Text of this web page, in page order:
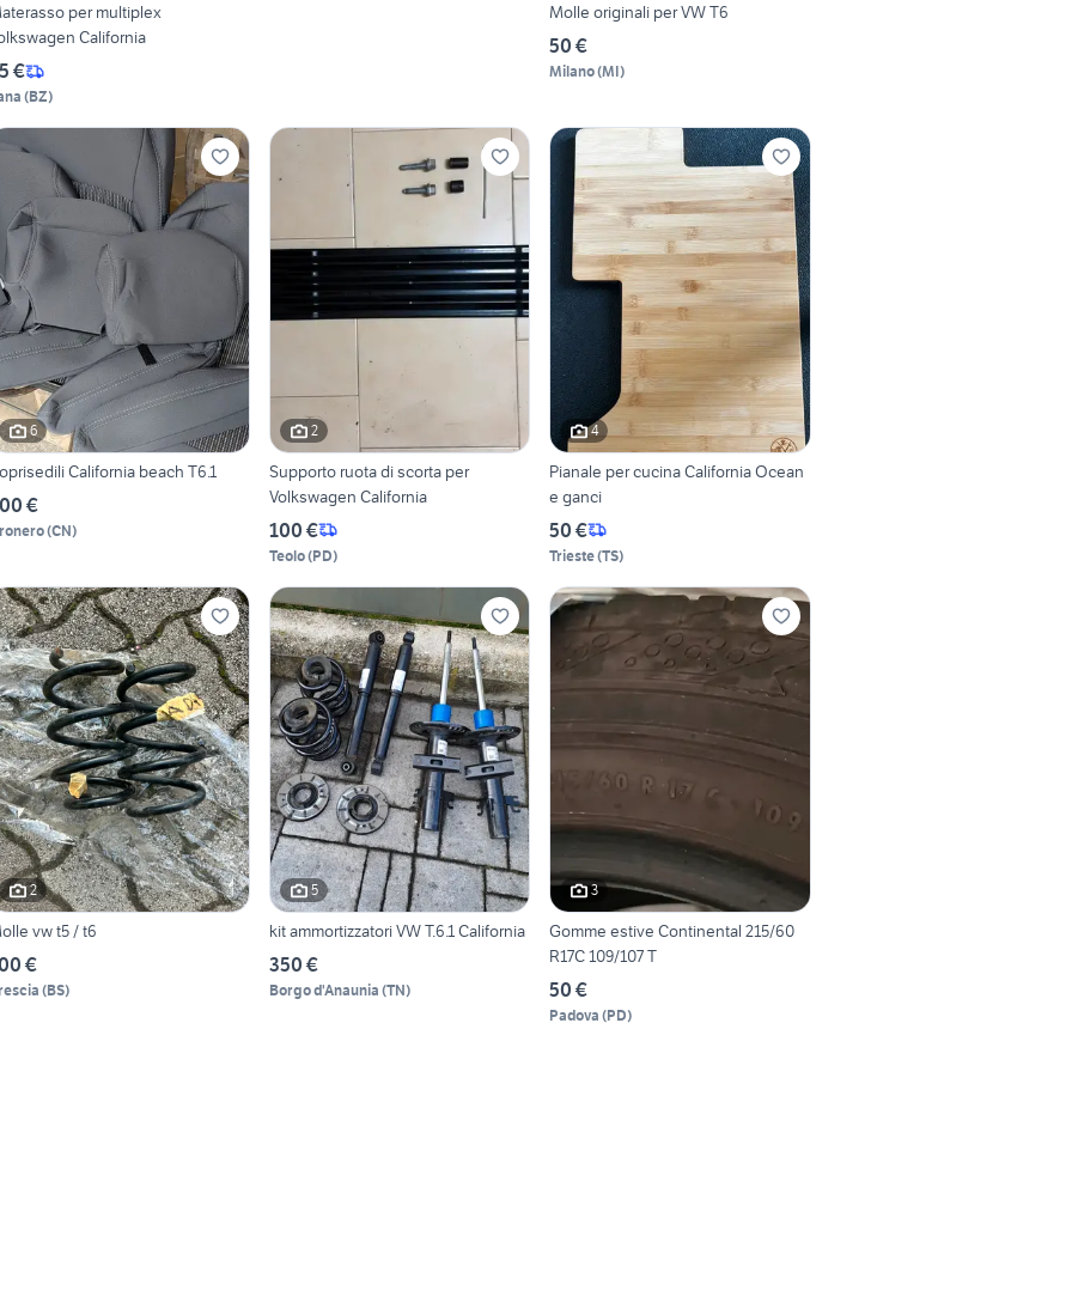
per multiplex
California
€
(BZ)
Molle originali per VW T6
50 €
Milano(MI)
6
California beach T6.1
€
(CN)
2
Supporto ruota di scorta per
Volkswagen California
100 €
Teolo(PD)
4
Pianale per cucina California Ocean
e ganci
50 €
Trieste(TS)
2
vw t5 / t6
€
(BS)
5
kit ammortizzatori VW T.6.1 California
350 €
Borgo d'Anaunia (TN)
3
Gomme estive Continental 215/60
R17C 109/107 T
50 €
Padova (PD)